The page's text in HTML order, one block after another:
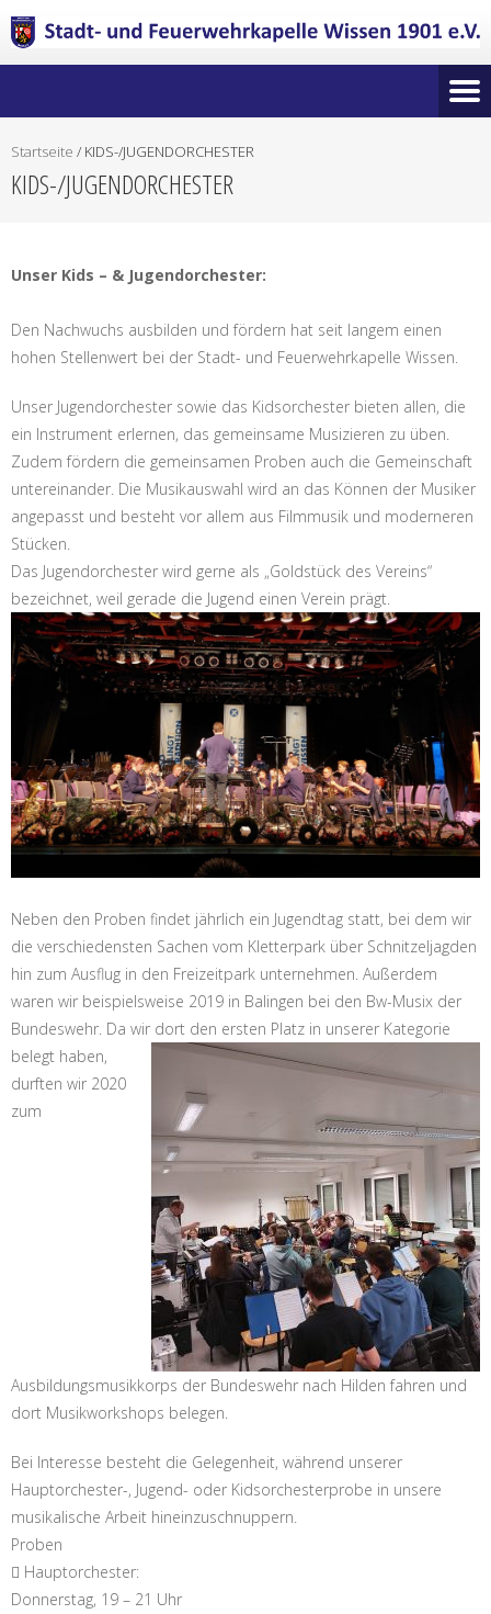
Startseite / KIDS-/JUGENDORCHESTER
KIDS-/JUGENDORCHESTER
Unser Kids – & Jugendorchester:
Den Nachwuchs ausbilden und fördern hat seit langem einen
hohen Stellenwert bei der Stadt- und Feuerwehrkapelle Wissen.
Unser Jugendorchester sowie das Kidsorchester bieten allen, die
ein Instrument erlernen, das gemeinsame Musizieren zu üben.
Zudem fördern die gemeinsamen Proben auch die Gemeinschaft
untereinander. Die Musikauswahl wird an das Können der Musiker
angepasst und besteht vor allem aus Filmmusik und moderneren
Stücken.
Das Jugendorchester wird gerne als „Goldstück des Vereins“
bezeichnet, weil gerade die Jugend einen Verein prägt.
Neben den Proben findet jährlich ein Jugendtag statt, bei dem wir
die verschiedensten Sachen vom Kletterpark über Schnitzeljagden
hin zum Ausflug in den Freizeitpark unternehmen. Außerdem
waren wir beispielsweise 2019 in Balingen bei den Bw-Musix der
Bundeswehr. Da wir dort den ersten Platz in unserer Kategorie
belegt haben,
durften wir 2020
zum
Ausbildungsmusikkorps der Bundeswehr nach Hilden fahren und
dort Musikworkshops belegen.
Bei Interesse besteht die Gelegenheit, während unserer
Hauptorchester-, Jugend- oder Kidsorchesterprobe in unsere
musikalische Arbeit hineinzuschnuppern.
Proben
 Hauptorchester:
Donnerstag, 19 – 21 Uhr